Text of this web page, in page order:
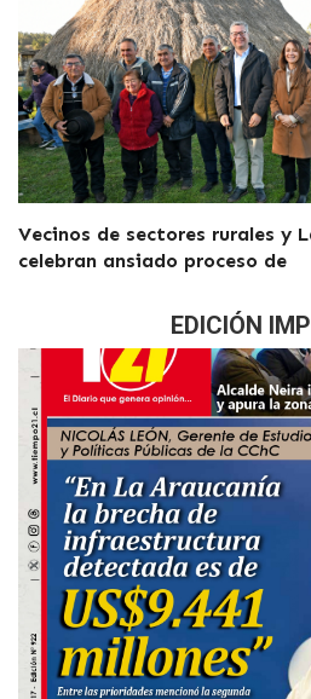
Vecinos de sectores rurales y
celebran ansiado proceso de
EDICIÓN